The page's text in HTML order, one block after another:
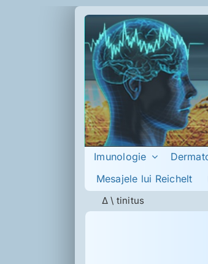
Imunologie
Mesajele lui Reichelt
Δ \ tinitus